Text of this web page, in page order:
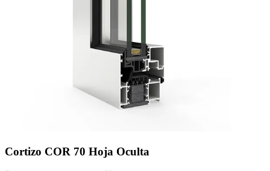
Cortizo COR 70 Hoja Oculta